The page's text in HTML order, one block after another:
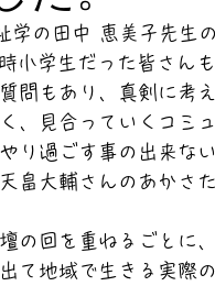
の田中 恵美子先生
小学生だった皆さん
問もあり、真剣に考
、見合っていくコミ
り過ごす事の出来な
畠大輔さんのあかさ
の回を重ねるごとに
て地域で生きる実際